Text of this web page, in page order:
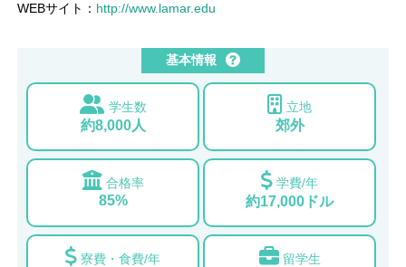
WEBサイト： http://www.lamar.edu
基本情報
学生数
約8,000人
立地
郊外
合格率
85%
学費/年
約17,000ドル
寮費・食費/年 留学生